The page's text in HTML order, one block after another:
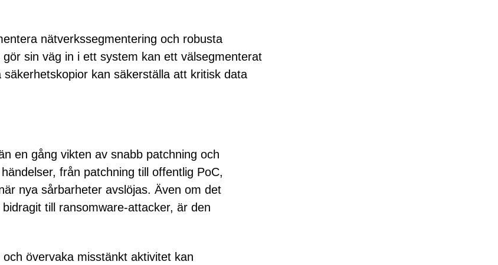
nätverkssegmentering och robusta
sin väg in i ett system kan ett välsegmenterat
kan säkerställa att kritisk data
en gång vikten av snabb patchning och
från patchning till offentlig PoC,
nya sårbarheter avslöjas. Även om det
till ransomware-attacker, är den
övervaka misstänkt aktivitet kan